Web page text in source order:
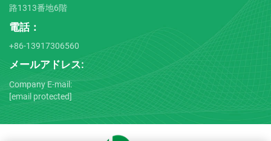
路1313番地6階
電話：
+86-13917306560
メールアドレス:
Company E-mail:
[email protected]